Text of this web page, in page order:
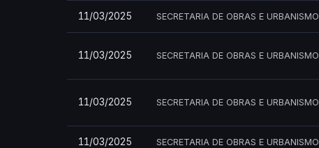
11/03/2025 SECRETARIA DE OBRAS E URBANISMO
11/03/2025 SECRETARIA DE OBRAS E URBANISMO
11/03/2025 SECRETARIA DE OBRAS E URBANISMO
11/03/2025 SECRETARIA DE OBRAS E URBANISMO